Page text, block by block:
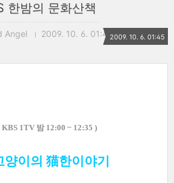
한밤의 문화산책
Angel 2009. 10. 6. 01:452009. 10. 6. 01:45
KBS 1TV 밤 12:00 ~ 12:35 )
양이의 猫한이야기